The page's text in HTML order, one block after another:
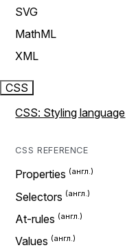
SVG
MathML
XML
CSS
CSS: Styling language
CSS REFERENCE
Properties
Selectors
At-rules
Values